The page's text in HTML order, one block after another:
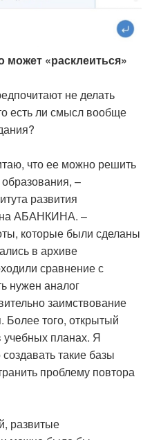
может «расклеиться»
не делать
есть ли смысл вообще
что ее можно решить
–
развития
АБАНКИНА. –
которые были сделаны
в архиве
сравнение с
нужен аналог
заимствование
Более того, открытый
учебных планах. Я
такие базы
проблему повтора
развитые